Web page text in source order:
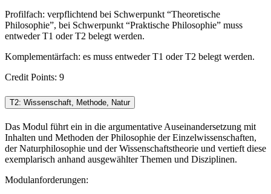
Profilfach: verpflichtend bei Schwerpunkt “Theoretische
Philosophie”, bei Schwerpunkt “Praktische Philosophie” muss
entweder T1 oder T2 belegt werden.
Komplementärfach: es muss entweder T1 oder T2 belegt werden.
Credit Points: 9
T2: Wissenschaft, Methode, Natur
Das Modul führt ein in die argumentative Auseinandersetzung mit
Inhalten und Methoden der Philosophie der Einzelwissenschaften,
der Naturphilosophie und der Wissenschaftstheorie und vertieft diese
exemplarisch anhand ausgewählter Themen und Disziplinen.
Modulanforderungen: